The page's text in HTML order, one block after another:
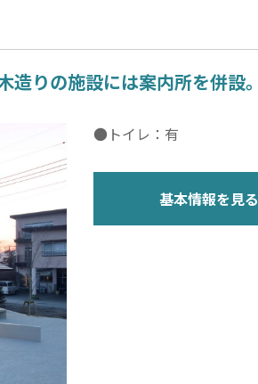
りの施設には案内所を併設。
●トイレ：有
基本情報を見る